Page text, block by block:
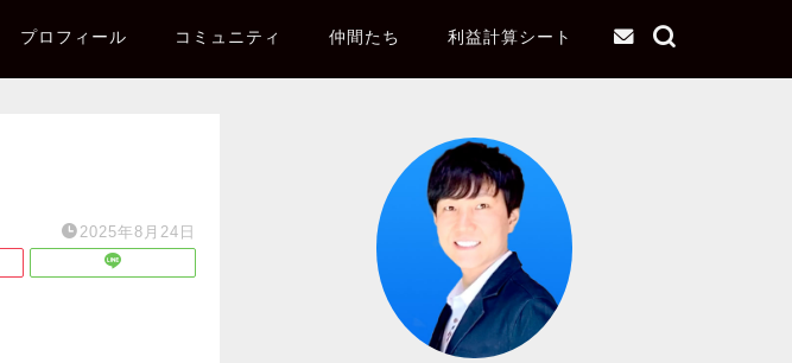
プロフィール コミュニティ 仲間たち 利益計算シート
2025年8月24日